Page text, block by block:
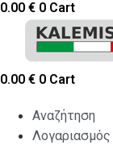
0.00 € 0 Cart
0.00 € 0 Cart
Αναζήτηση
Λογαριασμός